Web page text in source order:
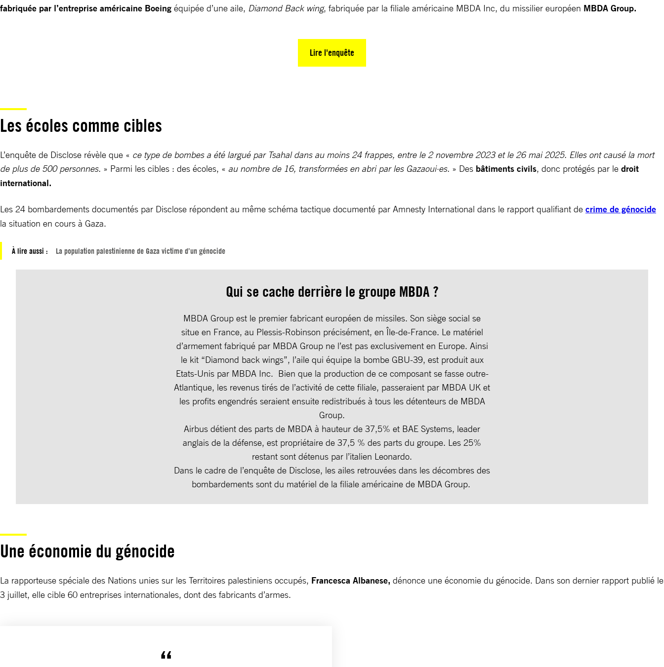
fabriquée par l’entreprise américaine Boeing équipée d’une aile, Diamond Back wing, fabriquée par la filiale américaine MBDA Inc, du missilier européen MBDA Group.
Lire l'enquête
Les écoles comme cibles
L’enquête de Disclose révèle que « ce type de bombes a été largué par Tsahal dans au moins 24 frappes, entre le 2 novembre 2023 et le 26 mai 2025. Elles ont causé la mort
de plus de 500 personnes. » Parmi les cibles : des écoles, « au nombre de 16, transformées en abri par les Gazaoui·es. » Des bâtiments civils, donc protégés par le droit
international.
Les 24 bombardements documentés par Disclose répondent au même schéma tactique documenté par Amnesty International dans le rapport qualifiant de crime de génocide
la situation en cours à Gaza.
À lire aussi : La population palestinienne de Gaza victime d’un génocide
Qui se cache derrière le groupe MBDA ?
MBDA Group est le premier fabricant européen de missiles. Son siège social se
situe en France, au Plessis-Robinson précisément, en Île-de-France. Le matériel
d’armement fabriqué par MBDA Group ne l’est pas exclusivement en Europe. Ainsi
le kit “Diamond back wings”, l’aile qui équipe la bombe GBU-39, est produit aux
Etats-Unis par MBDA Inc. Bien que la production de ce composant se fasse outre-
Atlantique, les revenus tirés de l’activité de cette filiale, passeraient par MBDA UK et
les profits engendrés seraient ensuite redistribués à tous les détenteurs de MBDA
Group.
Airbus détient des parts de MBDA à hauteur de 37,5% et BAE Systems, leader
anglais de la défense, est propriétaire de 37,5 % des parts du groupe. Les 25%
restant sont détenus par l’italien Leonardo.
Dans le cadre de l’enquête de Disclose, les ailes retrouvées dans les décombres des
bombardements sont du matériel de la filiale américaine de MBDA Group.
Une économie du génocide
La rapporteuse spéciale des Nations unies sur les Territoires palestiniens occupés, Francesca Albanese, dénonce une économie du génocide. Dans son dernier rapport publié le
3 juillet, elle cible 60 entreprises internationales, dont des fabricants d’armes.